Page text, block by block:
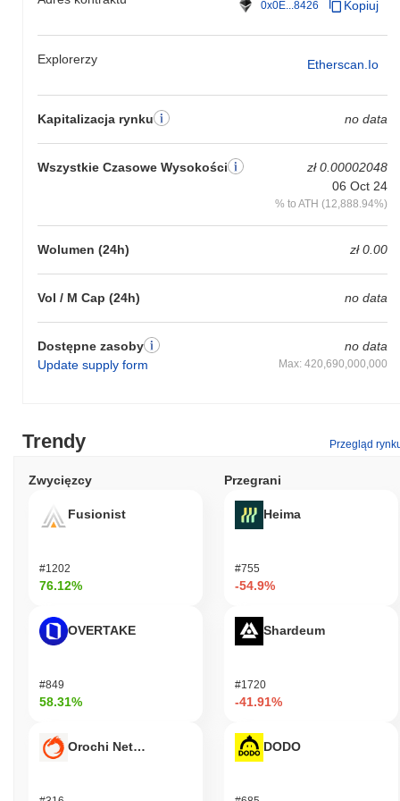
0x0E...8426 Kopiuj
Explorerzy Etherscan.io
Kapitalizacja rynku no data
Wszystkie Czasowe Wysokości
zł 0.00002048
06 Oct 24
% to ATH (12,888.94%)
Wolumen (24h) zł 0.00
Vol / M Cap (24h) no data
Dostępne zasoby
Update supply form
no data
Max: 420,690,000,000
szerszym rynkiem kryptowalut?
W ciągu ostatnich 7 dni BLACK MAGA zyskał0.00%,
przewyższając ogólny rynek kryptowalut który odnotował spadek
Trendy Przegląd
Zwycięzcy
Fusionist
#1202
76.12%
OVERTAKE
#849
58.31%
Orochi Network
Przegrani
Heima
#755
-54.9%
Shardeum
#1720
-41.91%
DODO